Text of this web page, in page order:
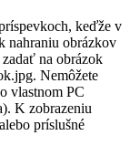
keďže v
nahraniu obrázkov
na obrázok
Nemôžete
vlastnom PC
K zobrazeniu
príslušné